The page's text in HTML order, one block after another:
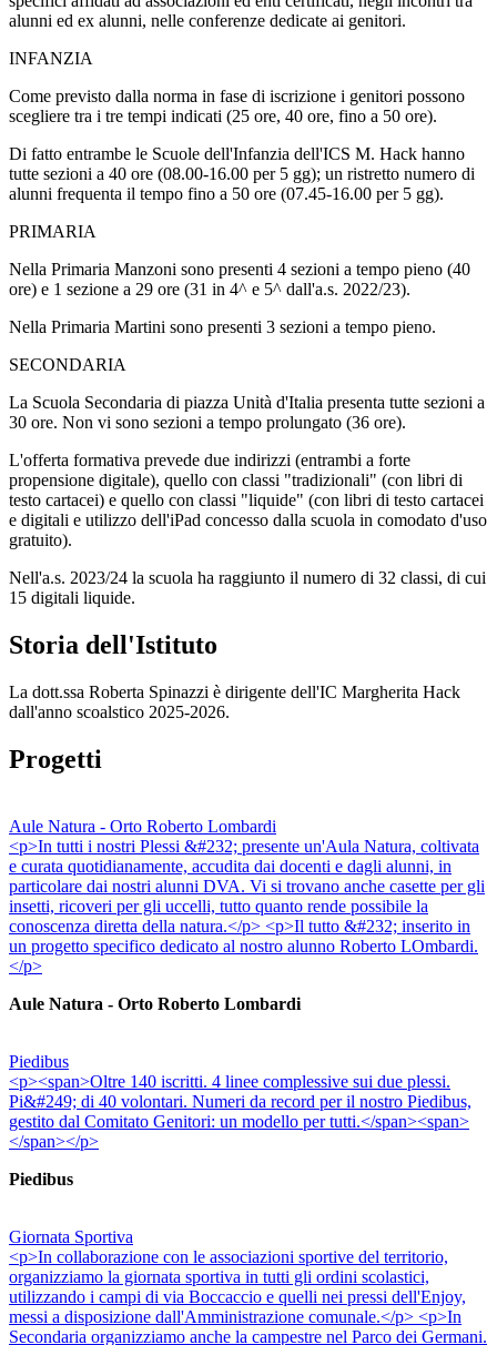
alunni ed ex alunni, nelle conferenze dedicate ai genitori.
INFANZIA
Come previsto dalla norma in fase di iscrizione i genitori possono
scegliere tra i tre tempi indicati (25 ore, 40 ore, fino a 50 ore).
Di fatto entrambe le Scuole dell'Infanzia dell'ICS M. Hack hanno
tutte sezioni a 40 ore (08.00-16.00 per 5 gg); un ristretto numero di
alunni frequenta il tempo fino a 50 ore (07.45-16.00 per 5 gg).
PRIMARIA
Nella Primaria Manzoni sono presenti 4 sezioni a tempo pieno (40
ore) e 1 sezione a 29 ore (31 in 4^ e 5^ dall'a.s. 2022/23).
Nella Primaria Martini sono presenti 3 sezioni a tempo pieno.
SECONDARIA
La Scuola Secondaria di piazza Unità d'Italia presenta tutte sezioni a
30 ore. Non vi sono sezioni a tempo prolungato (36 ore).
L'offerta formativa prevede due indirizzi (entrambi a forte
propensione digitale), quello con classi "tradizionali" (con libri di
testo cartacei) e quello con classi "liquide" (con libri di testo cartacei
e digitali e utilizzo dell'iPad concesso dalla scuola in comodato d'uso
gratuito).
Nell'a.s. 2023/24 la scuola ha raggiunto il numero di 32 classi, di cui
15 digitali liquide.
Storia dell'Istituto
La dott.ssa Roberta Spinazzi è dirigente dell'IC Margherita Hack
dall'anno scoalstico 2025-2026.
Progetti
Aule Natura - Orto Roberto Lombardi
<p>In tutti i nostri Plessi &#232; presente un'Aula Natura, coltivata
e curata quotidianamente, accudita dai docenti e dagli alunni, in
particolare dai nostri alunni DVA. Vi si trovano anche casette per gli
insetti, ricoveri per gli uccelli, tutto quanto rende possibile la
conoscenza diretta della natura.</p> <p>Il tutto &#232; inserito in
un progetto specifico dedicato al nostro alunno Roberto LOmbardi.
</p>
Aule Natura - Orto Roberto Lombardi
Piedibus
<p><span>Oltre 140 iscritti. 4 linee complessive sui due plessi.
Pi&#249; di 40 volontari. Numeri da record per il nostro Piedibus,
gestito dal Comitato Genitori: un modello per tutti.</span><span>
</span></p>
Piedibus
Giornata Sportiva
<p>In collaborazione con le associazioni sportive del territorio,
organizziamo la giornata sportiva in tutti gli ordini scolastici,
utilizzando i campi di via Boccaccio e quelli nei pressi dell'Enjoy,
messi a disposizione dall'Amministrazione comunale.</p> <p>In
Secondaria organizziamo anche la campestre nel Parco dei Germani.